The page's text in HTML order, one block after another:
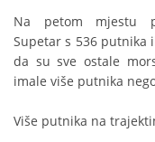
Na petom mjestu
Supetar s 536 putnika
da su sve ostale
imale više putnika
Više putnika na